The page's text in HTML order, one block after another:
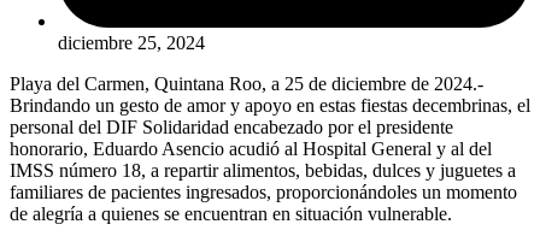
diciembre 25, 2024
Playa del Carmen, Quintana Roo, a 25 de diciembre de 2024.-
Brindando un gesto de amor y apoyo en estas fiestas decembrinas, el
personal del DIF Solidaridad encabezado por el presidente
honorario, Eduardo Asencio acudió al Hospital General y al del
IMSS número 18, a repartir alimentos, bebidas, dulces y juguetes a
familiares de pacientes ingresados, proporcionándoles un momento
de alegría a quienes se encuentran en situación vulnerable.